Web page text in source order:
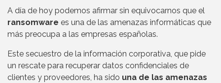
A día de hoy podemos afirmar sin equivocarnos que el
ransomware es una de las amenazas informáticas que
más preocupa a las empresas españolas.
Este secuestro de la información corporativa, que pide
un rescate para recuperar datos confidenciales de
clientes y proveedores, ha sido una de las amenazas